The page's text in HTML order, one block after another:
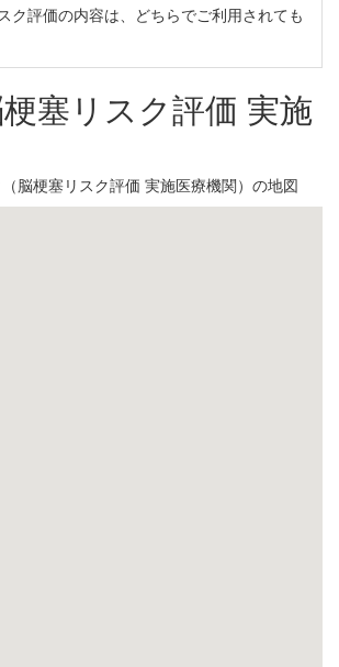
ク評価の内容は、どちらでご利用されても
塞リスク評価 実施
脳梗塞リスク評価 実施医療機関）の地図